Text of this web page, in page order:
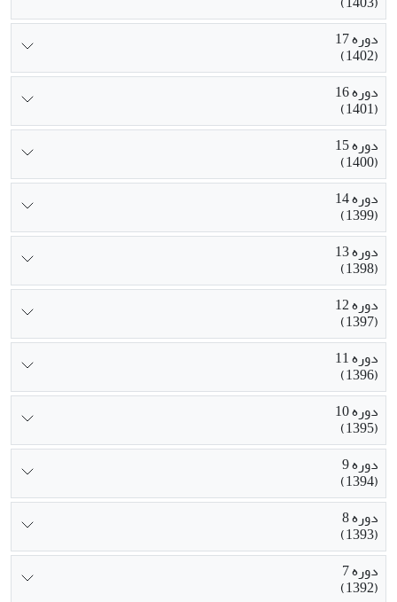
دوره 17
(1402)
دوره 16
(1401)
دوره 15
(1400)
دوره 14
(1399)
دوره 13
(1398)
دوره 12
(1397)
دوره 11
(1396)
دوره 10
(1395)
دوره 9
(1394)
دوره 8
(1393)
دوره 7
(1392)